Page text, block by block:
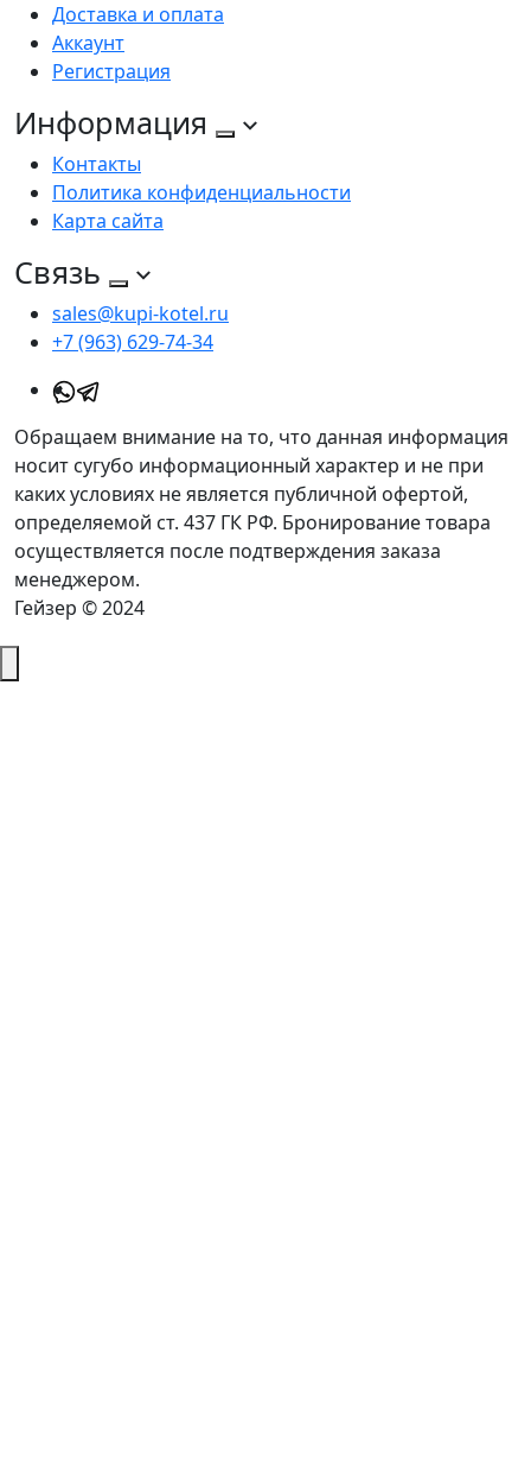
Доставка и оплата
Аккаунт
Регистрация
Информация
Контакты
Политика конфиденциальности
Карта сайта
Связь
sales@kupi-kotel.ru
+7 (963) 629-74-34
Обращаем внимание на то, что данная информация
носит сугубо информационный характер и не при
каких условиях не является публичной офертой,
определяемой ст. 437 ГК РФ. Бронирование товара
осуществляется после подтверждения заказа
менеджером.
Гейзер © 2024